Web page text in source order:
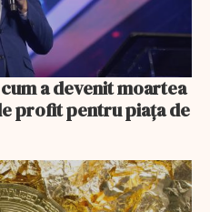
a devenit moartea
profit pentru piața de